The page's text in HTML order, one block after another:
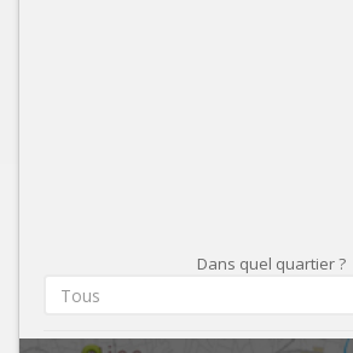
Dans quel quartier ?
Tous